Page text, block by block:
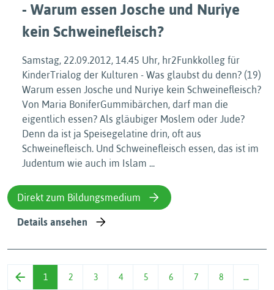
- Warum essen Josche und Nuriye
kein Schweinefleisch?
Samstag, 22.09.2012, 14.45 Uhr, hr2Funkkolleg für
KinderTrialog der Kulturen - Was glaubst du denn? (19)
Warum essen Josche und Nuriye kein Schweinefleisch?
Von Maria BoniferGummibärchen, darf man die
eigentlich essen? Als gläubiger Moslem oder Jude?
Denn da ist ja Speisegelatine drin, oft aus
Schweinefleisch. Und Schweinefleisch essen, das ist im
Judentum wie auch im Islam ...
Direkt zum Bildungsmedium
Details ansehen
1 2 3 4 5 6 7 8 …